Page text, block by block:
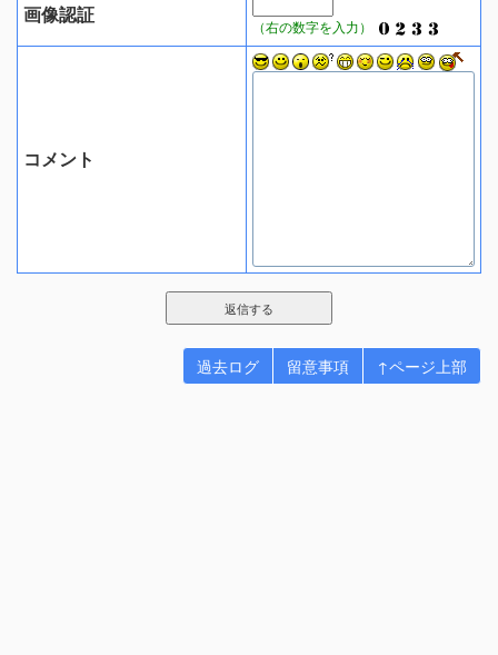
画像認証 （右の数字を入力）
コメント
過去ログ 留意事項 ↑ページ上部